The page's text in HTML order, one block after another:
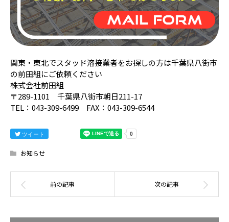
関東・東北でスタッド溶接業者をお探しの方は千葉県八街市
の前田組にご依頼ください
株式会社前田組
〒289-1101 千葉県八街市朝日211-17
TEL：043-309-6499 FAX：043-309-6544
ツイート
お知らせ